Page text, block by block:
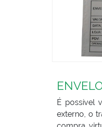
É possível
externo, o